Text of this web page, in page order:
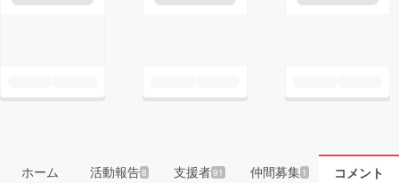
ホーム 活動報告8 支援者91 仲間募集 1 コメント